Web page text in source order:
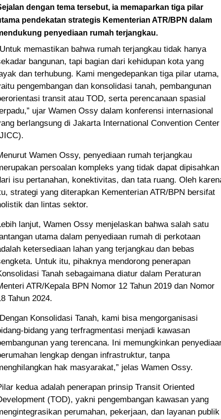
dengan tema tersebut, ia memaparkan tiga pilar
pendekatan strategis Kementerian ATR/BPN dalam
penyediaan rumah terjangkau.
memastikan bahwa rumah terjangkau tidak hanya
bangunan, tapi bagian dari kehidupan kota yang
dan terhubung. Kami mengedepankan tiga pilar utama,
pengembangan dan konsolidasi tanah, pembangunan
transit atau TOD, serta perencanaan spasial
ujar Wamen Ossy dalam konferensi internasional
berlangsung di Jakarta International Convention Center
Wamen Ossy, penyediaan rumah terjangkau
persoalan kompleks yang tidak dapat dipisahkan
isu pertanahan, konektivitas, dan tata ruang. Oleh
strategi yang diterapkan Kementerian ATR/BPN bersifat
dan lintas sektor.
lanjut, Wamen Ossy menjelaskan bahwa salah satu
utama dalam penyediaan rumah di perkotaan
ketersediaan lahan yang terjangkau dan bebas
Untuk itu, pihaknya mendorong penerapan
Tanah sebagaimana diatur dalam Peraturan
ATR/Kepala BPN Nomor 12 Tahun 2019 dan Nomor
Tahun 2024.
Konsolidasi Tanah, kami bisa mengorganisasi
bidang yang terfragmentasi menjadi kawasan
yang terencana. Ini memungkinkan
lengkap dengan infrastruktur, tanpa
hak masyarakat,” jelas Wamen Ossy.
kedua adalah penerapan prinsip Transit Oriented
(TOD), yakni pengembangan kawasan yang
perumahan, pekerjaan, dan layanan publik